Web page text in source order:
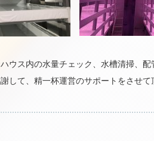
ウス内の水量チェック、水槽清掃、配
して、精一杯運営のサポートをさせて